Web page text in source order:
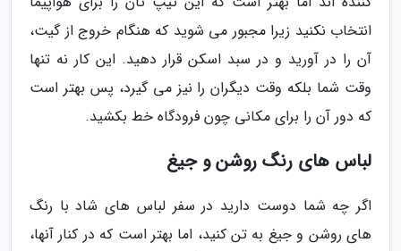
انتخاب نکنید زیرا مجبور می شوید که هنگام خروج از گیت،
آن را در آورید و در سبد اسکن قرار دهید. این کار نه تنها
وقت شما بلکه وقت دیگران را نیز می گیرد، پس بهتر است
که دور آن را برای مکانی چون فرودگاه خط بکشید.
لباس های رنگ روشن و جیغ
اگر چه شما دوست دارید در سفر لباس های شاد با رنگ
های روشن و جیغ به تن کنید، اما بهتر است که در کنار آنها،